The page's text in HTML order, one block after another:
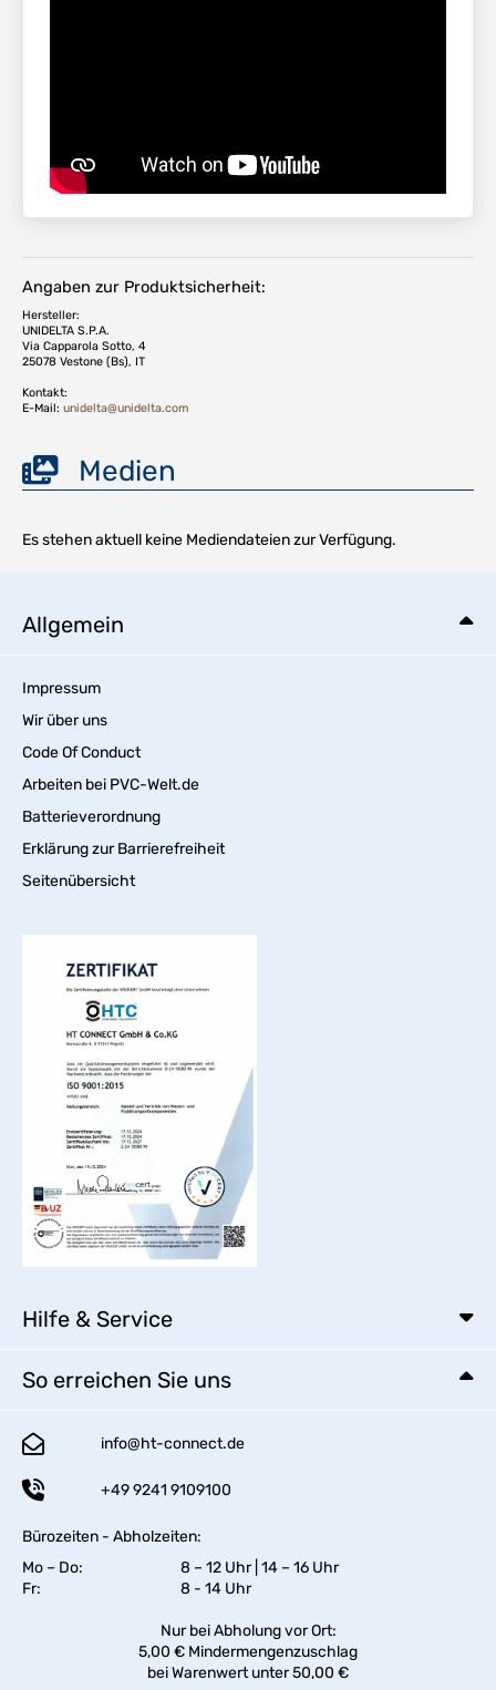
Angaben zur Produktsicherheit:
Hersteller:
UNIDELTA S.P.A.
Via Capparola Sotto, 4
25078 Vestone (Bs), IT
Kontakt:
E-Mail: unidelta@unidelta.com
Medien
Es stehen aktuell keine Mediendateien zur Verfügung.
Allgemein
Impressum
Wir über uns
Code Of Conduct
Arbeiten bei PVC-Welt.de
Batterieverordnung
Erklärung zur Barrierefreiheit
Seitenübersicht
Hilfe & Service
So erreichen Sie uns
info@ht-connect.de
+49 9241 9109100
Bürozeiten - Abholzeiten:
Mo – Do:
8 – 12 Uhr | 14 – 16 Uhr
Fr:
8 - 14 Uhr
Nur bei Abholung vor Ort:
5,00 € Mindermengenzuschlag
bei Warenwert unter 50,00 €